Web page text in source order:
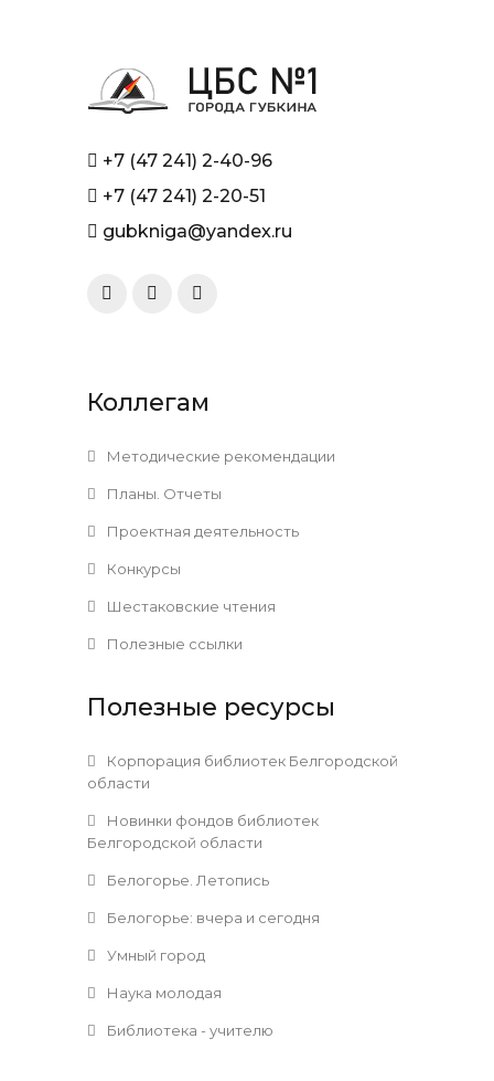
+7 (47 241) 2-40-96
+7 (47 241) 2-20-51
gubkniga@yandex.ru
Коллегам
Методические рекомендации
Планы. Отчеты
Проектная деятельность
Конкурсы
Шестаковские чтения
Полезные ссылки
Полезные ресурсы
Корпорация библиотек Белгородской
области
Новинки фондов библиотек
Белгородской области
Белогорье. Летопись
Белогорье: вчера и сегодня
Умный город
Наука молодая
Библиотека - учителю